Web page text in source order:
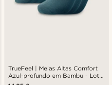
TrueFeel | Meias Altas Comfort
Azul-profundo em Bambu - Lote
de 3